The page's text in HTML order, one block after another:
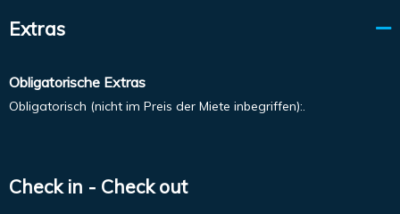
Extras
Obligatorische Extras
Obligatorisch (nicht im Preis der Miete inbegriffen):.
Check in - Check out